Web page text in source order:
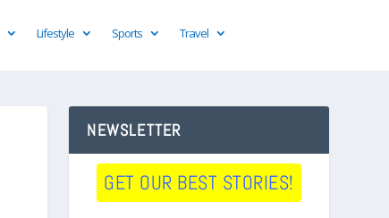
Lifestyle Sports Travel
NEWSLETTER
GET OUR BEST STORIES!